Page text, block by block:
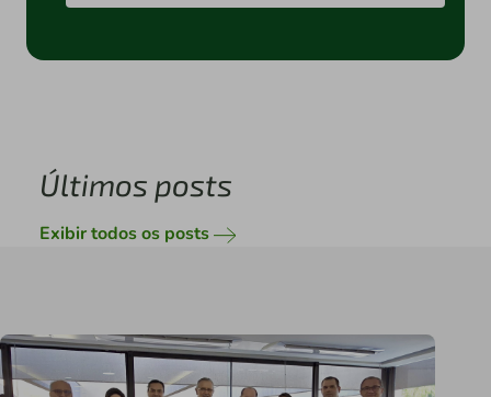
Últimos posts
Exibir todos os posts